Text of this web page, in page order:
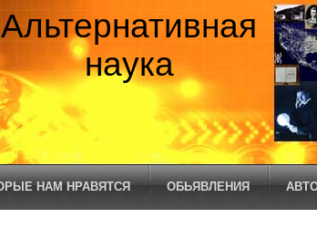
Альтернативная
наука
НАМ НРАВЯТСЯ ОБЬЯВЛЕНИЯ